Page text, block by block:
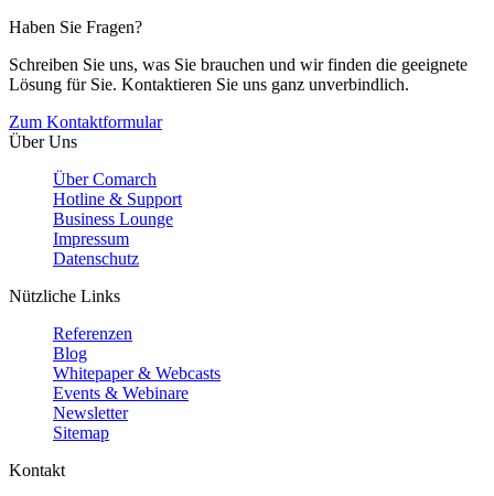
Haben Sie Fragen?
Schreiben Sie uns, was Sie brauchen und wir finden die geeignete
Lösung für Sie. Kontaktieren Sie uns ganz unverbindlich.
Zum Kontaktformular
Über Uns
Über Comarch
Hotline & Support
Business Lounge
Impressum
Datenschutz
Nützliche Links
Referenzen
Blog
Whitepaper & Webcasts
Events & Webinare
Newsletter
Sitemap
Kontakt